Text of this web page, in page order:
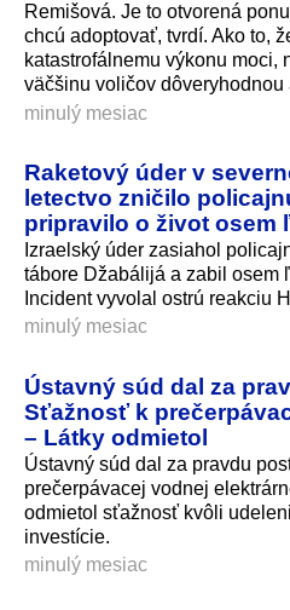
Remišová. Je to otvorená
chcú adoptovať, tvrdí. Ako to,
katastrofálnemu výkonu moci,
väčšinu voličov dôveryhodnou
minulý mesiac
Raketový úder v
letectvo zničilo
pripravilo o život osem
Izraelský úder zasiahol
tábore Džabálijá a zabil osem
Incident vyvolal ostrú reakciu
minulý mesiac
Ústavný súd dal za
Sťažnosť k
– Látky odmietol
Ústavný súd dal za pravdu
prečerpávacej vodnej
odmietol sťažnosť kvôli
investície.
minulý mesiac